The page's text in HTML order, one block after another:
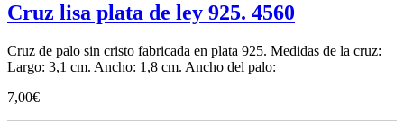
Cruz lisa plata de ley 925. 4560
Cruz de palo sin cristo fabricada en plata 925. Medidas de la cruz:
Largo: 3,1 cm. Ancho: 1,8 cm. Ancho del palo:
7,00€